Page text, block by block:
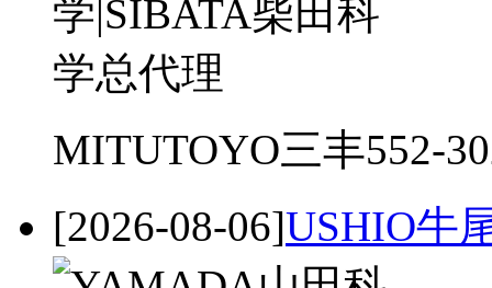
MITUTOYO三丰552-
[2026-08-06]USHIO牛